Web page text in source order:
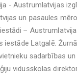
- Austrumlatvijas
un pasaules
–
iestāde Latgalē.
sadarbības
vidusskolas